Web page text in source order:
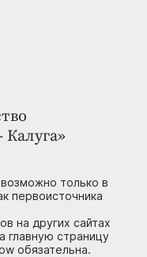
только в
первоисточника
на других сайтах
главную страницу
обязательна.